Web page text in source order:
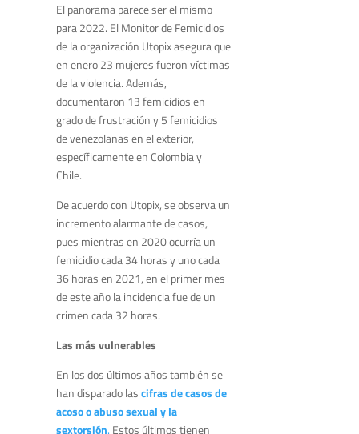
El panorama parece ser el mismo
para 2022. El Monitor de Femicidios
de la organización Utopix asegura que
en enero 23 mujeres fueron víctimas
de la violencia. Además,
documentaron 13 femicidios en
grado de frustración y 5 femicidios
de venezolanas en el exterior,
específicamente en Colombia y
Chile.
De acuerdo con Utopix, se observa un
incremento alarmante de casos,
pues mientras en 2020 ocurría un
femicidio cada 34 horas y uno cada
36 horas en 2021, en el primer mes
de este año la incidencia fue de un
crimen cada 32 horas.
Las más vulnerables
En los dos últimos años también se
han disparado lascifras de casos de
acoso o abuso sexual y la
sextorsión. Estos últimos tienen